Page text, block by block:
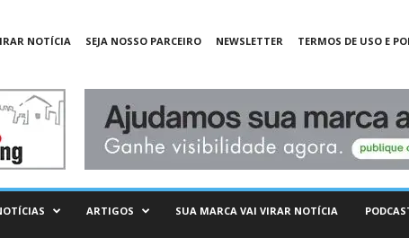
NOTÍCIA SEJA NOSSO PARCEIRO NEWSLETTER TERMOS DE USO E
ARTIGOS SUA MARCA VAI VIRAR NOTÍCIA